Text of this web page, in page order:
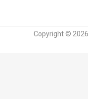
Copyright ©